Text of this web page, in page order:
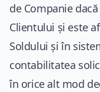
de Companie
Clientului și este
Soldului și în
contabilitatea
în orice alt mod